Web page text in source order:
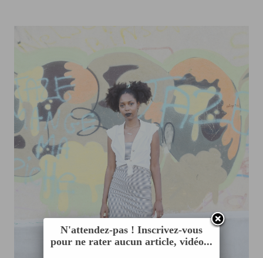
N'attendez-pas ! Inscrivez-vous
pour ne rater aucun article, vidéo...